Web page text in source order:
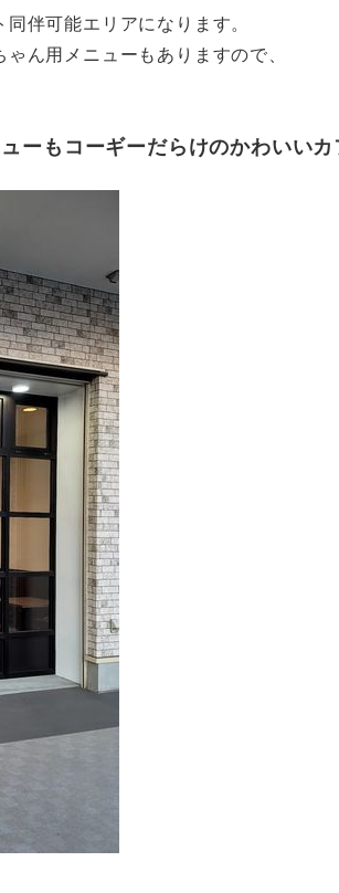
伴可能エリアになります。
ん用メニューもありますので、
ーもコーギーだらけのかわいい